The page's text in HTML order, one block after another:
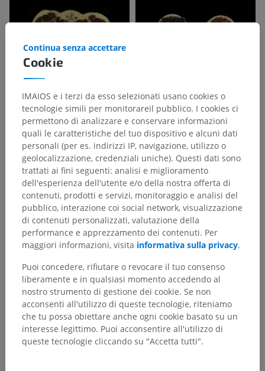
Cookie
Continua senza accettare
IMAIOS e i terzi da esso selezionati usano cookies o
tecnologie simili per monitorareil pubblico. I cookies ci
permettono di analizzare e conservare informazioni
quali le caratteristiche del tuo dispositivo e alcuni dati
personali (per es. indirizzi IP, navigazione, utilizzo o
geolocalizzazione, credenziali uniche). Questi dati sono
trattati ai fini seguenti: analisi e miglioramento
dell'esperienza dell'utente e/o della nostra offerta di
contenuti, prodotti e servizi, monitoraggio e analisi del
pubblico, interazione coi social network, visualizzazione
di contenuti personalizzati, valutazione della
performance e apprezzamento dei contenuti. Per
maggiori informazioni, visita informativa sulla privacy.
Puoi concedere, rifiutare o revocare il tuo consenso
liberamente e in qualsiasi momento accedendo al
nostro strumento di gestione dei cookie. Se non
acconsenti all'utilizzo di queste tecnologie, riteniamo
che tu possa obiettare anche ogni cookie basato su un
interesse legittimo. Puoi acconsentire all'utilizzo di
queste tecnologie cliccando su "Accetta tutti".